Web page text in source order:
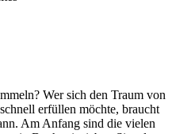
Wer sich den Traum von
erfüllen möchte, braucht
Am Anfang sind die vielen